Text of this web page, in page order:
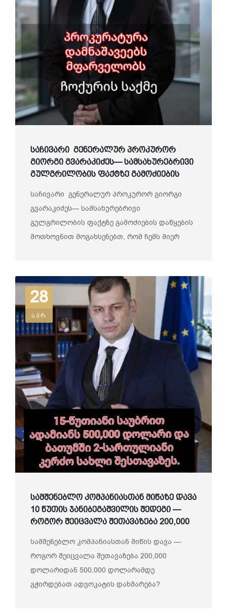
საჩივარი გენერალურ პროკურორ
გიორგი გვარაკიძეს— სამსახურებრივი
გულგრილობის ფაქტზე გამოძიების
საჩივარი გენერალურ პროკურორ გიორგი
გვარაკიძეს— სამსახურებრივი
გულგრილობის ფაქტზე გამოძიების დაწყების
მოთხოვნით მოგახსენებთ, რომ ჩემს მიერ
28
აპრ
სამშენებლო კომპანიასთან მიწაზე დავა
10 წუთის ჯანიბეგაშვილის შედეგი —
როგორ შეიცვალა შეთავაზება 200,000
სამშენებლო კომპანიასთან მიწის დავა —
როგორ შეიცვალა შეთავაზება 200,000
დოლარიდან 500,000 დოლარამდე
გჭირდებათ ადვოკატის დახმარება?